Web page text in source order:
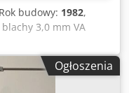
Z zastrzeżeniem
budowy: 1982,
3,0 mm VA
noża 200 x 200 mm
min Zakres
4,0 kWOgłoszenia